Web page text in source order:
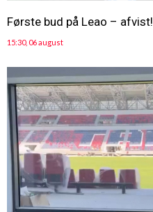
Første bud på Leao – afvist!
15:30, 06 august